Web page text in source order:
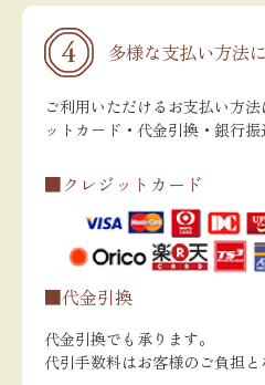
多様な支払い方法
ご利用いただけるお支払い方
ットカード・代金引換・銀行
■クレジットカード
■代金引換
代金引換でも承ります。
代引手数料はお客様のご負担と